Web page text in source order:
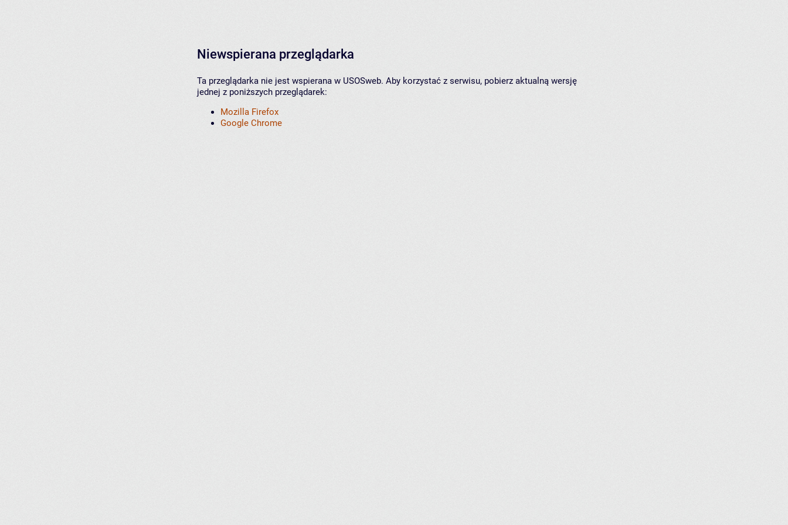
Niewspierana przeglądarka
Ta przeglądarka nie jest wspierana w USOSweb. Aby korzystać z serwisu, pobierz aktualną wersję
jednej z poniższych przeglądarek:
Mozilla Firefox
Google Chrome